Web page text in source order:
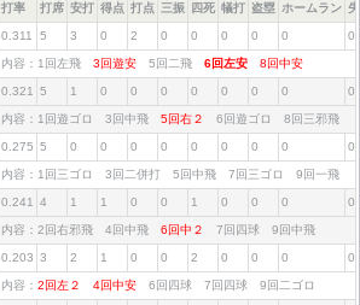
打率 打席 安打 得点 打点 三振 四死 犠打 盗塁 ホームラン
0.311 5 3 0 2 0 0 0 0 0 0
内容：1回左飛 3回遊安 5回二飛 6回左安 8回中安
0.321 5 1 0 0 0 0 0 0 0 0
内容：1回遊ゴロ 3回中飛 5回右２ 6回遊ゴロ 8回三邪飛
0.275 5 0 0 0 0 0 0 0 0 0
内容：1回三ゴロ 3回二併打 5回中飛 7回三ゴロ 9回一飛
0.241 4 1 1 0 0 1 0 0 0 0
内容：2回右邪飛 4回中飛 6回中２ 7回四球 9回中飛
0.203 3 2 1 0 0 2 0 0 0 0
内容： 2回左２ 4回中安 6回四球 7回四球 9回二ゴロ